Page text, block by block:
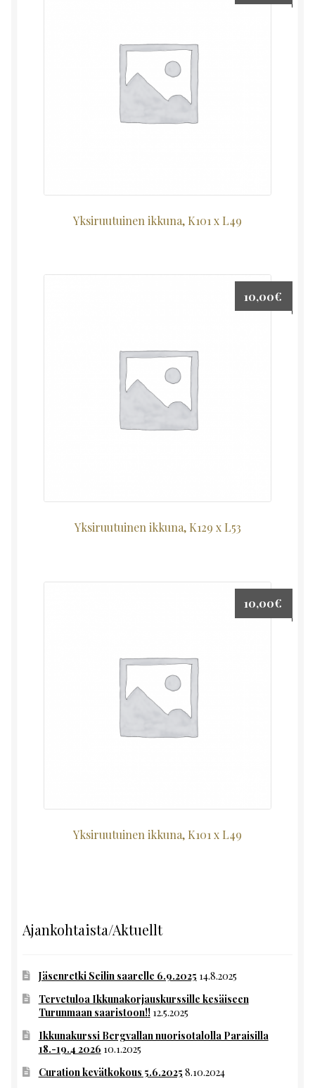
Yksiruutuinen ikkuna, K101 x L49
Yksiruutuinen ikkuna, K129 x L53
10,00€
Yksiruutuinen ikkuna, K101 x L49
10,00€
Ajankohtaista/Aktuellt
Jäsenretki Seilin saarelle 6.9.2025 14.8.2025
Tervetuloa Ikkunakorjauskurssille kesäiseen
Turunmaan saaristoon!! 12.5.2025
Ikkunakurssi Bergvallan nuorisotalolla Paraisilla
18.-19.4 2026 10.1.2025
Curation kevätkokous 5.6.2025 8.10.2024